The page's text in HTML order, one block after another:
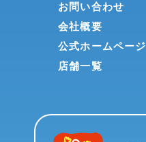
お問い合わせ
会社概要
公式ホームページ
店舗一覧